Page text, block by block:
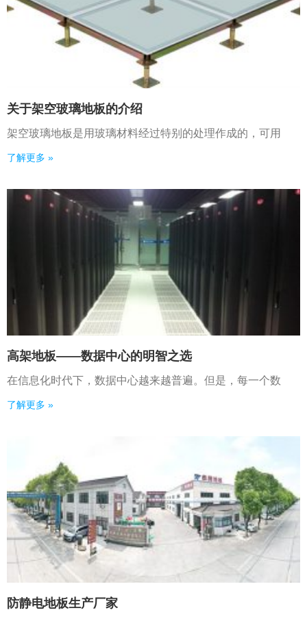
关于架空玻璃地板的介绍
架空玻璃地板是用玻璃材料经过特别的处理作成的，可用
了解更多 »
高架地板——数据中心的明智之选
在信息化时代下，数据中心越来越普遍。但是，每一个数
了解更多 »
防静电地板生产厂家